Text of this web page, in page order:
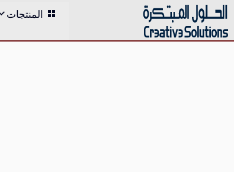
Skip
to
المنتجات